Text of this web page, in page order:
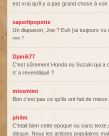
est vrai qu'il y a pas grand chose à
saperlipopette
Un diapason, Joe ? Euh j'ai toujours vu
non ?
Djanik77
C'est sûrement Honda ou Suzuki qui
n' a revendiqué ?
missmimi
Bon c'est pas ce qu'ils ont fait de
philm
C'etait bien cette epoque ou sans
disque. Nous les artistes populaires